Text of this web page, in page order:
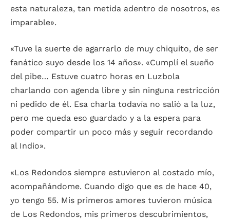
esta naturaleza, tan metida adentro de nosotros, es
imparable».
«Tuve la suerte de agarrarlo de muy chiquito, de ser
fanático suyo desde los 14 años». «Cumplí el sueño
del pibe… Estuve cuatro horas en Luzbola
charlando con agenda libre y sin ninguna restricción
ni pedido de él. Esa charla todavía no salió a la luz,
pero me queda eso guardado y a la espera para
poder compartir un poco más y seguir recordando
al Indio».
«Los Redondos siempre estuvieron al costado mío,
acompañándome. Cuando digo que es de hace 40,
yo tengo 55. Mis primeros amores tuvieron música
de Los Redondos, mis primeros descubrimientos,